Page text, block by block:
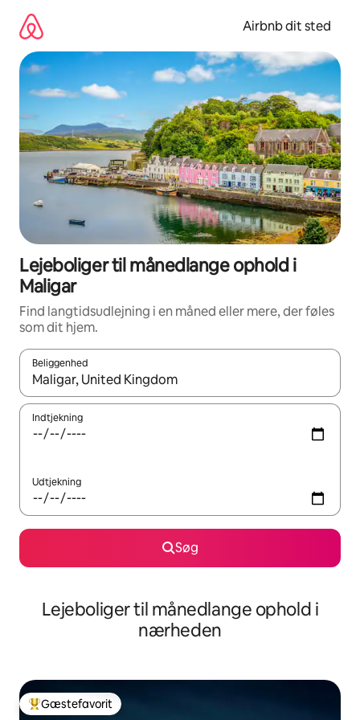
videre
indhold
Airbnb dit sted
Lejeboliger til månedlange ophold i
Maligar
Find langtidsudlejning i en måned eller mere, der føles
som dit hjem.
Beliggenhed
Når resultaterne er tilgængelige, skal du navigere med
Indtjekning
Udtjekning
Søg
Lejeboliger til månedlange ophold i
nærheden
Bedste gæstefavorit
Gæstefavorit